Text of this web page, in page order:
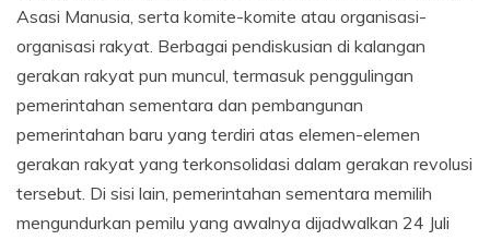
Asasi Manusia, serta komite-komite atau organisasi-
organisasi rakyat. Berbagai pendiskusian di kalangan
gerakan rakyat pun muncul, termasuk penggulingan
pemerintahan sementara dan pembangunan
pemerintahan baru yang terdiri atas elemen-elemen
gerakan rakyat yang terkonsolidasi dalam gerakan revolusi
tersebut. Di sisi lain, pemerintahan sementara memilih
mengundurkan pemilu yang awalnya dijadwalkan 24 Juli